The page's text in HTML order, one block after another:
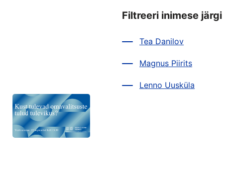
Filtreeri inimese järgi
Tea Danilov
Magnus Piirits
Lenno Uusküla